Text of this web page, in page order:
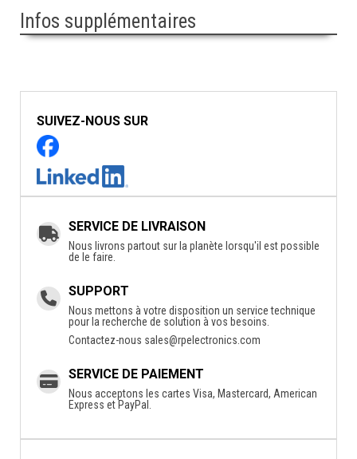
Infos supplémentaires
SUIVEZ-NOUS SUR
SERVICE DE LIVRAISON
Nous livrons partout sur la planète lorsqu'il est possible
de le faire.
SUPPORT
Nous mettons à votre disposition un service technique
pour la recherche de solution à vos besoins.
Contactez-nous sales@rpelectronics.com
SERVICE DE PAIEMENT
Nous acceptons les cartes Visa, Mastercard, American
Express et PayPal.